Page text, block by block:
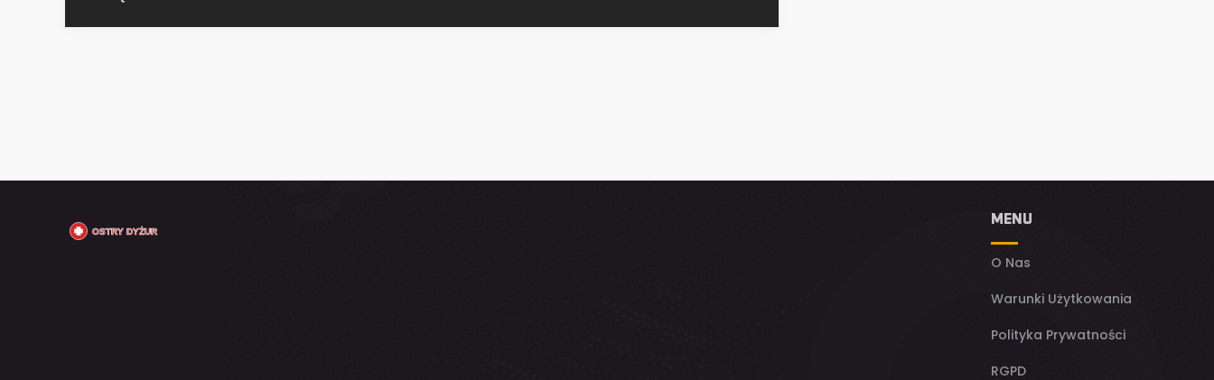
MENU
O Nas
Warunki Użytkowania
Polityka Prywatności
RGPD